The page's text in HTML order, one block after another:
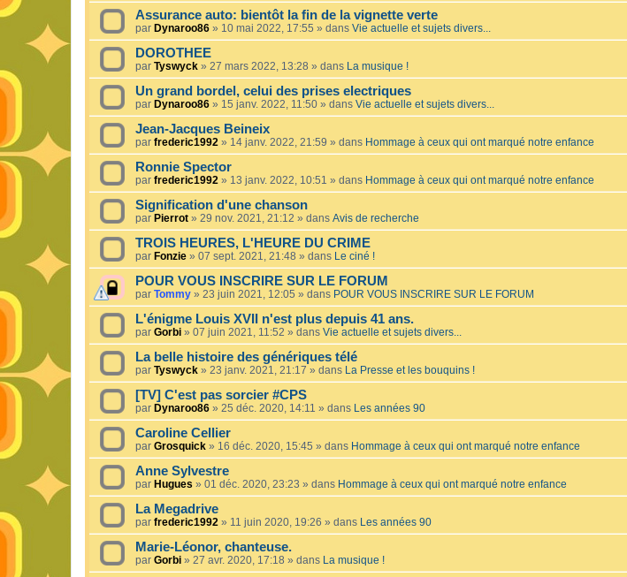
Assurance auto: bientôt la fin de la vignette verte
par Dynaroo86 » 10 mai 2022, 17:55 » dans Vie actuelle et sujets divers...
DOROTHEE
par Tyswyck » 27 mars 2022, 13:28 » dans La musique !
Un grand bordel, celui des prises electriques
par Dynaroo86 » 15 janv. 2022, 11:50 » dans Vie actuelle et sujets divers...
Jean-Jacques Beineix
par frederic1992 » 14 janv. 2022, 21:59 » dans Hommage à ceux qui ont marqué notre enfance
Ronnie Spector
par frederic1992 » 13 janv. 2022, 10:51 » dans Hommage à ceux qui ont marqué notre enfance
Signification d'une chanson
par Pierrot » 29 nov. 2021, 21:12 » dans Avis de recherche
TROIS HEURES, L'HEURE DU CRIME
par Fonzie » 07 sept. 2021, 21:48 » dans Le ciné !
POUR VOUS INSCRIRE SUR LE FORUM
par Tommy » 23 juin 2021, 12:05 » dans POUR VOUS INSCRIRE SUR LE FORUM
L'énigme Louis XVII n'est plus depuis 41 ans.
par Gorbi » 07 juin 2021, 11:52 » dans Vie actuelle et sujets divers...
La belle histoire des génériques télé
par Tyswyck » 23 janv. 2021, 21:17 » dans La Presse et les bouquins !
[TV] C'est pas sorcier #CPS
par Dynaroo86 » 25 déc. 2020, 14:11 » dans Les années 90
Caroline Cellier
par Grosquick » 16 déc. 2020, 15:45 » dans Hommage à ceux qui ont marqué notre enfance
Anne Sylvestre
par Hugues » 01 déc. 2020, 23:23 » dans Hommage à ceux qui ont marqué notre enfance
La Megadrive
par frederic1992 » 11 juin 2020, 19:26 » dans Les années 90
Marie-Léonor, chanteuse.
par Gorbi » 27 avr. 2020, 17:18 » dans La musique !